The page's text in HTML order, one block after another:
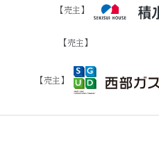
【売主】
【売主】
【売主】